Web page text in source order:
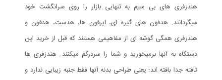
هندزفری های بی سیم به تنهایی بازار را روی سرانگشت خود
میگردانند. هدفون های گیره ای، ایرفون ها، هدست، هدفون و
هندزفری همگی گوشه ای از مفاهیمی هستند که قبل از خرید این
دستگاه به آنها برمیخورید و شما را سردرگم میکنند. هندزفری ها
تافته جدا بافته اند؛ یعنی طراحی بدنه آنها فقط جنبه زیبایی ندارد و